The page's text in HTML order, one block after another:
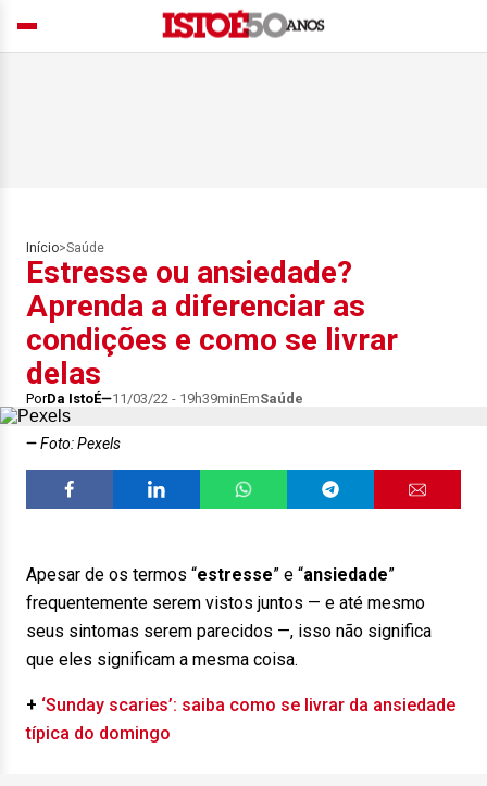
Início>Saúde
Estresse ou ansiedade?
Aprenda a diferenciar as
condições e como se livrar
delas
PorDa IstoÉ 11/03/22 - 19h39minEmSaúde
Foto: Pexels
Apesar de os termos “estresse” e “ansiedade”
frequentemente serem vistos juntos — e até mesmo
seus sintomas serem parecidos —, isso não significa
que eles significam a mesma coisa.
+ ‘Sunday scaries’: saiba como se livrar da ansiedade
típica do domingo